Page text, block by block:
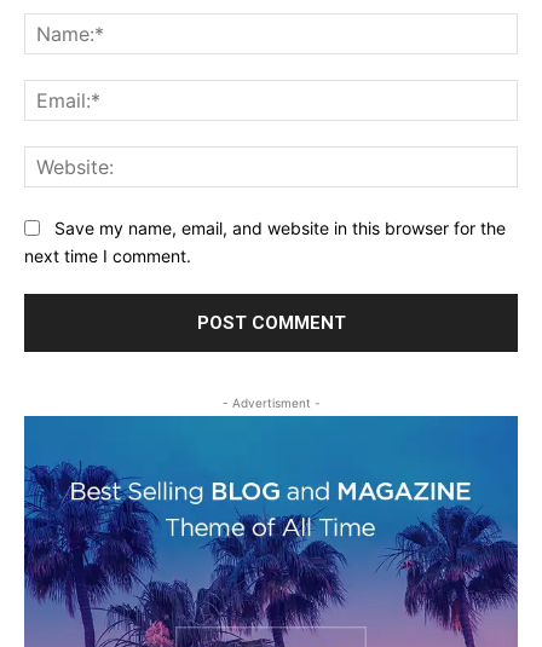
Save my name, email, and website in this browser for the
next time I comment.
- Advertisment -